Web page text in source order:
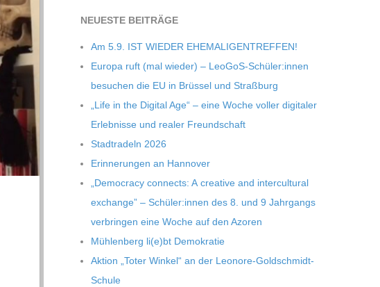
NEU­ESTE BEITRÄGE
Am 5.9. IST WIEDER EHEMALIGENTREFFEN!
Europa ruft (mal wie­der) – LeoGoS-Schüler:innen
besu­chen die EU in Brüs­sel und Straßburg
„Life in the Digi­tal Age“ – eine Woche vol­ler digi­ta­ler
Erleb­nisse und rea­ler Freundschaft
Stadt­ra­deln 2026
Erin­ne­run­gen an Hannover
„Demo­cracy con­nects: A crea­tive and inter­cul­tu­ral
exch­ange” – Schüler:innen des 8. und 9 Jahr­gangs
ver­brin­gen eine Woche auf den Azoren
Müh­len­berg li(e)bt Demokratie
Aktion „Toter Win­kel“ an der Leonore-Goldschmidt-
Schule